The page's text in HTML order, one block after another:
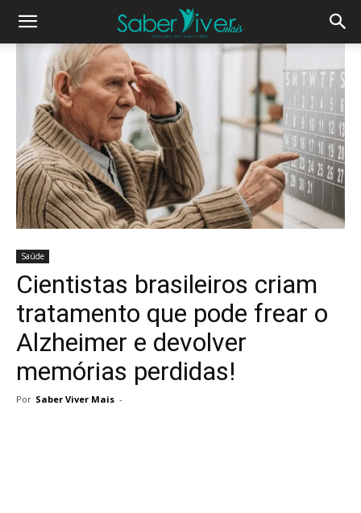
Saúde
Cientistas brasileiros criam
tratamento que pode frear o
Alzheimer e devolver
memórias perdidas!
Por Saber Viver Mais -